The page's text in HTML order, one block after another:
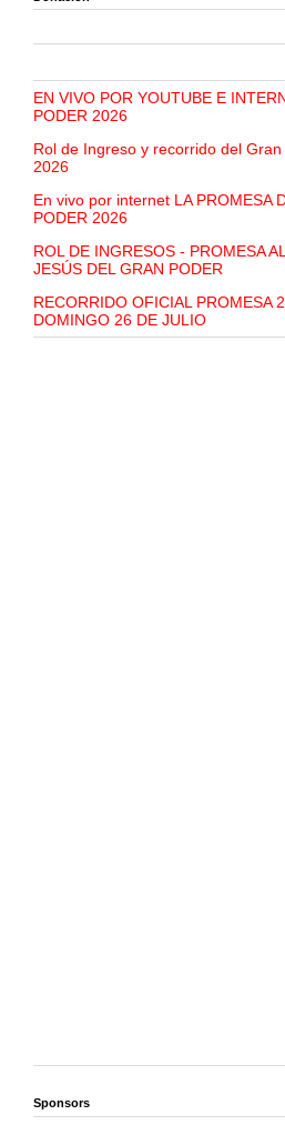
EN VIVO POR YOUTUBE E
PODER 2026
Rol de Ingreso y recorrido del
2026
En vivo por internet LA PROMESA
PODER 2026
ROL DE INGRESOS - PROMESA
JESÚS DEL GRAN PODER
RECORRIDO OFICIAL PROMESA
DOMINGO 26 DE JULIO
Sponsors